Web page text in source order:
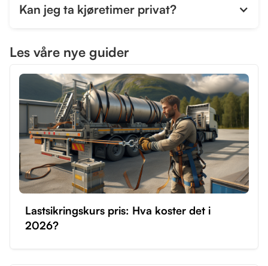
Kan jeg ta kjøretimer privat?
Les våre nye guider
Lastsikringskurs pris: Hva koster det i
2026?